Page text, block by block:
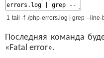
1 tail -f ./php-errors. log grep -- line-
Последняя команда
«Fatal error».